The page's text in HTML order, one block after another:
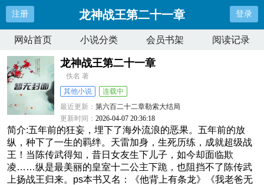
注册 龙神战王第二十一章 登录
网站首页 小说分类 会员书架 阅读记录
龙神战王第二十一章
佚名 著
其他小说
连载中
最近更新：第六百二十二章勒索大结局
更新时间：2026-04-07 20:36:18
简介:五年前的狂妄，埋下了海外流浪的恶果。五年前的放
纵，种下了一生的羁绊。天雷加身，生死历练，成就超级战
王！当陈传武得知，昔日女友生下儿子，如今却面临欺
凌……纵是最美丽的皇室十二公主下跪，也阻挡不了陈传武
上扬战王归来。ps本书又名：《他背上有条龙》《我老爸无